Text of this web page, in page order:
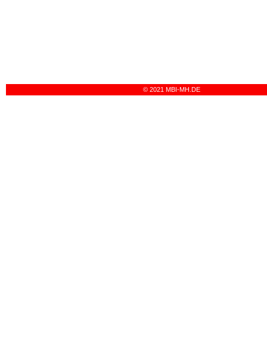
© 2021 MBI-MH.DE